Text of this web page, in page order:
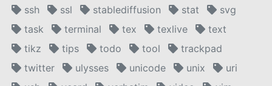
ssh
ssl stablediffusion stat
svg
task
terminal tex texlive
text
tikz
tips todo tool
trackpad
twitter
ulysses unicode unix
uri